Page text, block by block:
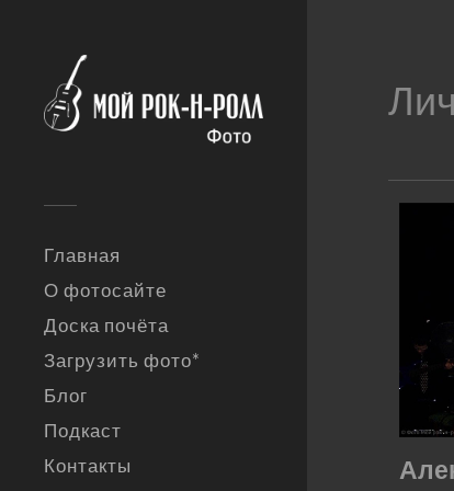
Главная
О фотосайте
Доска почёта
Загрузить фото*
Блог
Подкаст
Контакты